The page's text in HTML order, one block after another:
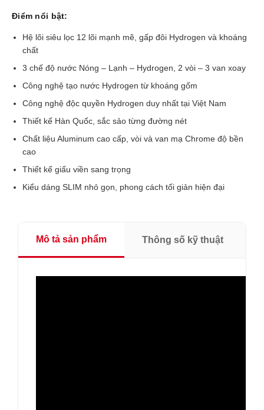
Điểm nổi bật:
Hệ lõi siêu lọc 12 lõi mạnh mẽ, gấp đôi Hydrogen và khoáng
chất
3 chế độ nước Nóng – Lạnh – Hydrogen, 2 vòi – 3 van xoay
Công nghệ tạo nước Hydrogen từ khoáng gốm
Công nghệ độc quyền Hydrogen duy nhất tại Việt Nam
Thiết kế Hàn Quốc, sắc sảo từng đường nét
Chất liệu Aluminum cao cấp, vòi và van mạ Chrome độ bền
cao
Thiết kế giấu viền sang trọng
Kiểu dáng SLIM nhỏ gọn, phong cách tối giản hiện đại
Mô tả sản phẩm Thông số kỹ thuật